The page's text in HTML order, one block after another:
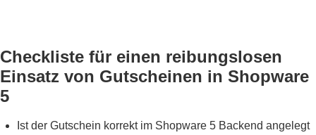
Checkliste für einen reibungslosen
Einsatz von Gutscheinen in Shopware
5
Ist der Gutschein korrekt im Shopware 5 Backend angelegt